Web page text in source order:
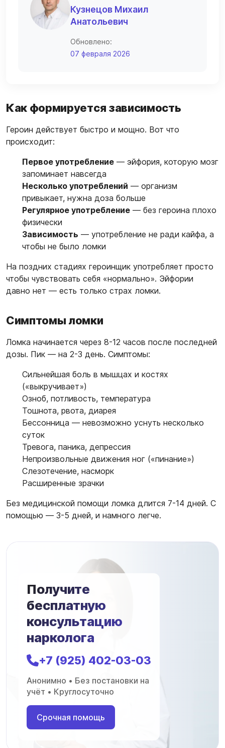
Кузнецов Михаил
Анатольевич
Обновлено:
07 февраля 2026
Как формируется зависимость
Героин действует быстро и мощно. Вот что
происходит:
Первое употребление — эйфория, которую мозг
запоминает навсегда
Несколько употреблений — организм
привыкает, нужна доза больше
Регулярное употребление — без героина плохо
физически
Зависимость — употребление не ради кайфа, а
чтобы не было ломки
На поздних стадиях героинщик употребляет просто
чтобы чувствовать себя «нормально». Эйфории
давно нет — есть только страх ломки.
Симптомы ломки
Ломка начинается через 8-12 часов после последней
дозы. Пик — на 2-3 день. Симптомы:
Сильнейшая боль в мышцах и костях
(«выкручивает»)
Озноб, потливость, температура
Тошнота, рвота, диарея
Бессонница — невозможно уснуть несколько
суток
Тревога, паника, депрессия
Непроизвольные движения ног («пинание»)
Слезотечение, насморк
Расширенные зрачки
Без медицинской помощи ломка длится 7-14 дней. С
помощью — 3-5 дней, и намного легче.
Получите
бесплатную
консультацию
нарколога
+7 (925) 402-03-03
Анонимно • Без постановки на
учёт • Круглосуточно
Срочная помощь